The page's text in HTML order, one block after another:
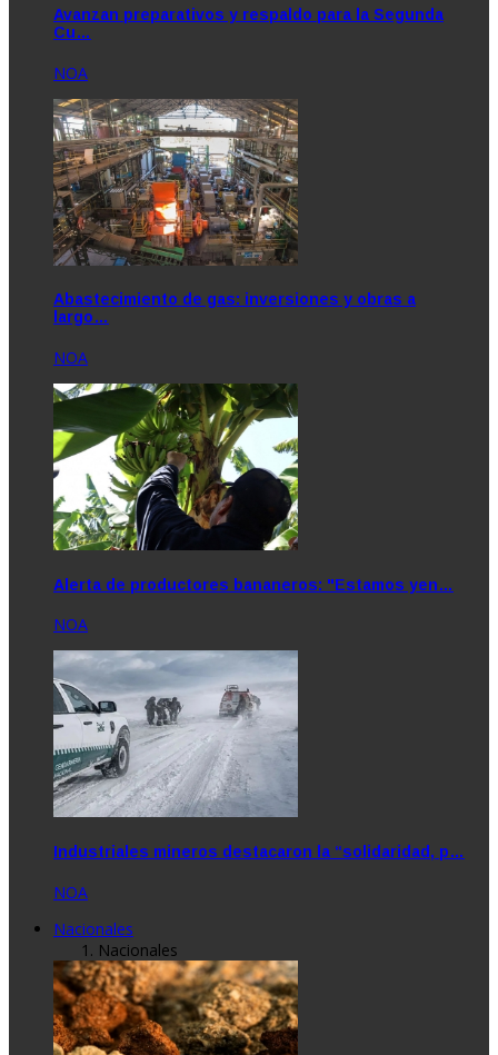
Avanzan preparativos y respaldo para la Segunda
Cu…
NOA
Abastecimiento de gas: inversiones y obras a
largo…
NOA
Alerta de productores bananeros: "Estamos yen…
NOA
Industriales mineros destacaron la “solidaridad, p…
NOA
Nacionales
Nacionales